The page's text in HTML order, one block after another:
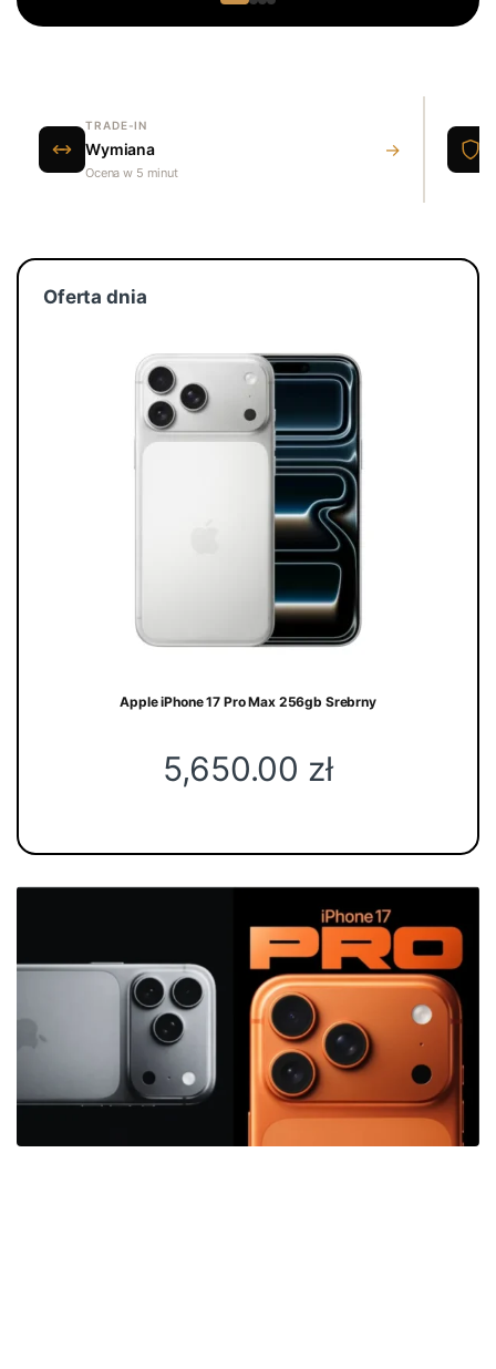
TRADE-IN
Wymiana
Ocena w 5 minut
→
Oferta dnia
Apple iPhone 17 Pro Max 256gb Srebrny
5,650.00 zł